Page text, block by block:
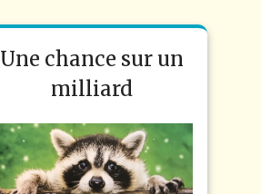
Une chance sur un
milliard